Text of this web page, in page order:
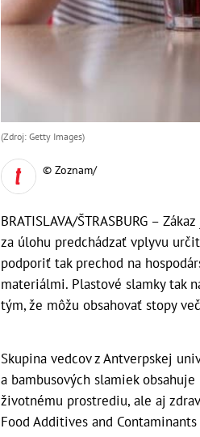
(Zdroj: Getty Images)
© Zoznam/
BRATISLAVA/ŠTRASBURG –
za úlohu predchádzať vplyvu
podporiť tak prechod na
materiálmi. Plastové slamky tak
tým, že môžu obsahovať stopy
Skupina vedcov z Antverpskej
a bambusových slamiek
životnému prostrediu, ale aj
Food Additives and